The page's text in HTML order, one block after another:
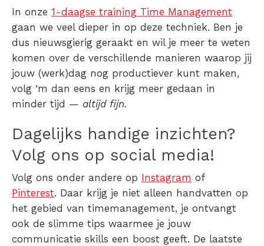
In onze 1-daagse training Time Management
gaan we veel dieper in op deze techniek. Ben je
dus nieuwsgierig geraakt en wil je meer te weten
komen over de verschillende manieren waarop jij
jouw (werk)dag nog productiever kunt maken,
volg ‘m dan eens en krijg meer gedaan in
minder tijd — altijd fijn.
Dagelijks handige inzichten?
Volg ons op social media!
Volg ons onder andere op Instagram of
Pinterest. Daar krijg je niet alleen handvatten op
het gebied van timemanagement, je ontvangt
ook de slimme tips waarmee je jouw
communicatie skills een boost geeft. De laatste